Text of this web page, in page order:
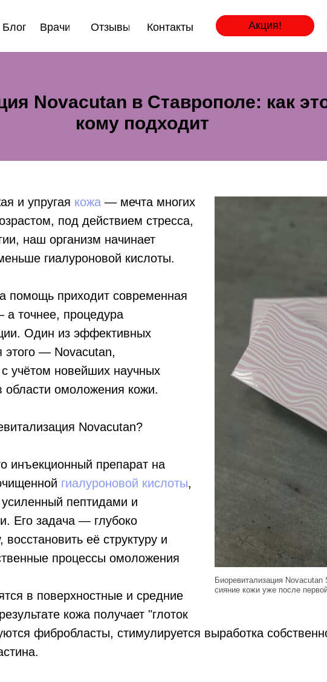
Блог Контакты
Врачи Отзывы Акция!
Novacutan в Ставрополе: как
кому подходит
Биоревитализация
сияние кожи уже после
и упругая кожа — мечта многих
под действием стресса,
наш организм начинает
гиалуроновой кислоты.
помощь приходит современная
а точнее, процедура
Один из эффективных
этого — Novacutan,
учётом новейших научных
области омоложения кожи.
Novacutan?
инъекционный препарат на
гиалуроновой кислоты,
пептидами и
Его задача — глубоко
восстановить её структуру и
процессы омоложения
в поверхностные и средние
кожа получает "глоток
фибробласты, стимулируется выработка